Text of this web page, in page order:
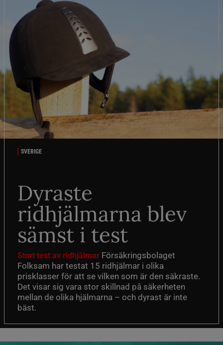
SVERIGE
Dyraste
ridhjälmarna blev
sämst i test
Stort test av ridhjälmar Försäkringsbolaget
Folksam har testat 15 ridhjälmar i olika
prisklasser för att se vilken som är den säkraste.
Det visar sig vara stor skillnad på säkerheten
mellan de olika hjälmarna – och dyrast är inte
bäst.